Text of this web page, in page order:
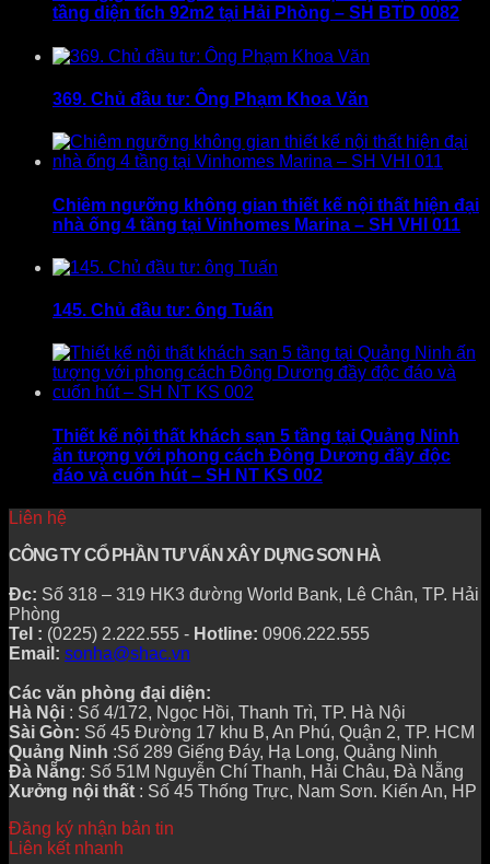
tầng diện tích 92m2 tại Hải Phòng – SH BTD 0082
369. Chủ đầu tư: Ông Phạm Khoa Văn
Chiêm ngưỡng không gian thiết kế nội thất hiện đại
nhà ống 4 tầng tại Vinhomes Marina – SH VHI 011
145. Chủ đầu tư: ông Tuấn
Thiết kế nội thất khách sạn 5 tầng tại Quảng Ninh
ấn tượng với phong cách Đông Dương đầy độc
đáo và cuốn hút – SH NT KS 002
Liên hệ
CÔNG TY CỔ PHẦN TƯ VẤN XÂY DỰNG SƠN HÀ
Đc: Số 318 – 319 HK3 đường World Bank, Lê Chân, TP. Hải
Phòng
Tel : (0225) 2.222.555 - Hotline: 0906.222.555
Email: sonha@shac.vn
Các văn phòng đại diện:
Hà Nội : Số 4/172, Ngọc Hồi, Thanh Trì, TP. Hà Nội
Sài Gòn: Số 45 Đường 17 khu B, An Phú, Quận 2, TP. HCM
Quảng Ninh :Số 289 Giếng Đáy, Hạ Long, Quảng Ninh
Đà Nẵng: Số 51M Nguyễn Chí Thanh, Hải Châu, Đà Nẵng
Xưởng nội thất : Số 45 Thống Trực, Nam Sơn. Kiến An, HP
Đăng ký nhận bản tin
Liên kết nhanh